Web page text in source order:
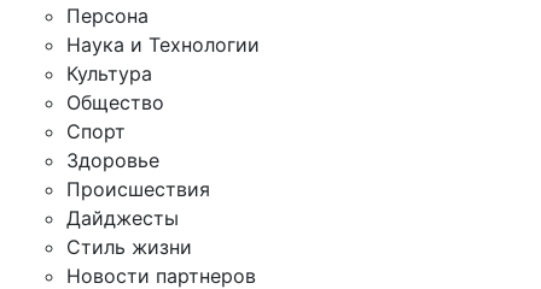
Персона
Наука и Технологии
Культура
Общество
Спорт
Здоровье
Происшествия
Дайджесты
Стиль жизни
Новости партнеров